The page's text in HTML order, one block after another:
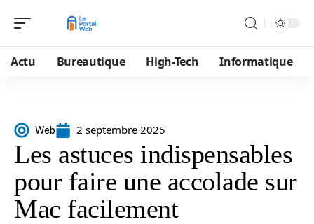
Actu Bureautique High-Tech Informatique
Web 2 septembre 2025
Les astuces indispensables
pour faire une accolade sur
Mac facilement